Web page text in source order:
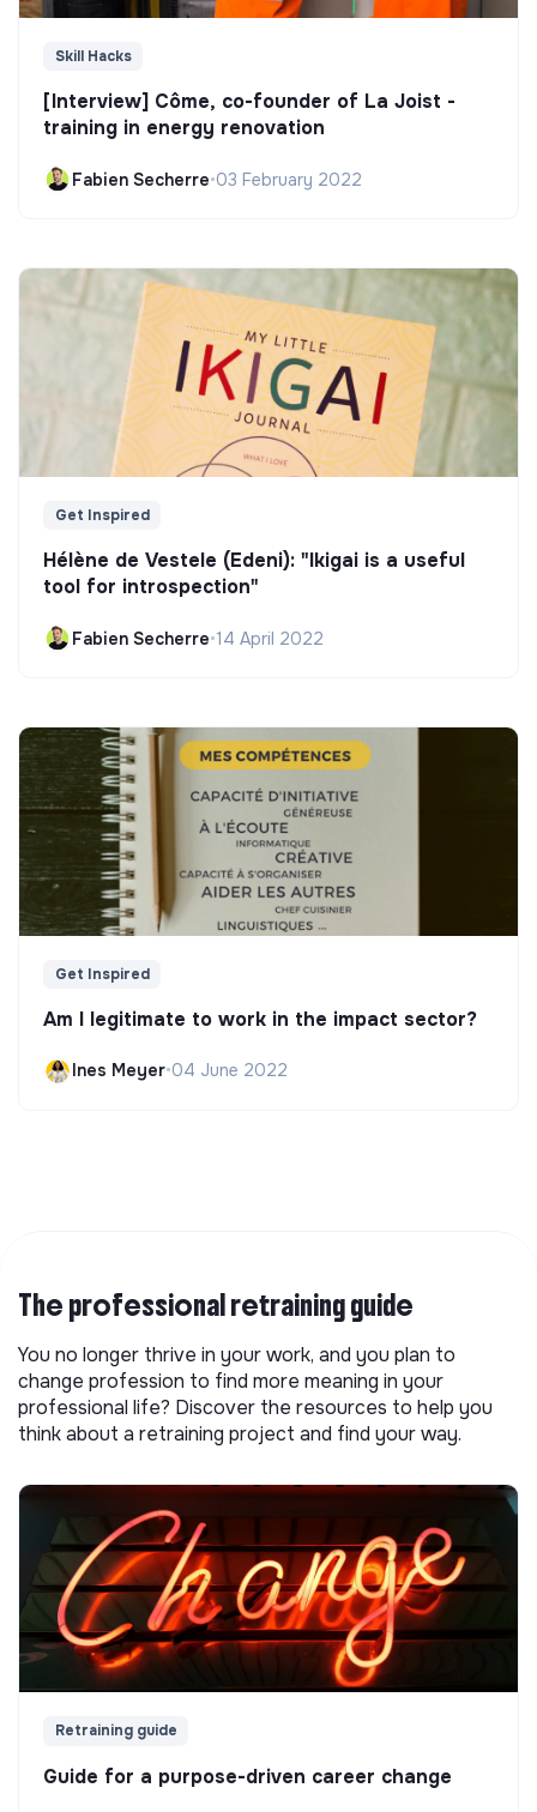
Skill Hacks
[Interview] Côme, co-founder of La Joist -
training in energy renovation
Fabien Secherre•03 February 2022
Get Inspired
Hélène de Vestele (Edeni): "Ikigai is a useful
tool for introspection"
Fabien Secherre•14 April 2022
Get Inspired
Am I legitimate to work in the impact sector?
Ines Meyer•04 June 2022
The professional retraining guide
You no longer thrive in your work, and you plan to
change profession to find more meaning in your
professional life? Discover the resources to help you
think about a retraining project and find your way.
Retraining guide
Guide for a purpose-driven career change